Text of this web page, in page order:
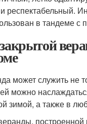
респектабельный.
в тандеме с
может служить не
можно
зимой, а также в
построенной